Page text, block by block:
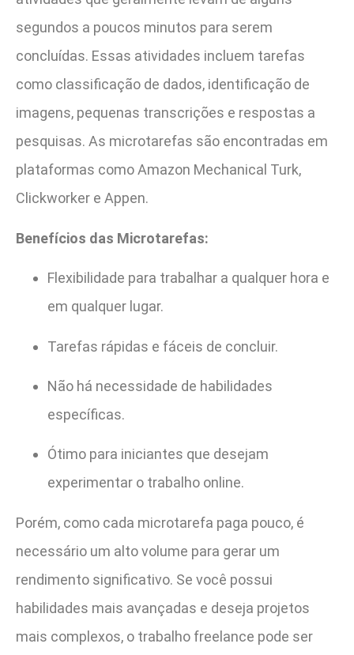
segundos a poucos minutos para serem
concluídas. Essas atividades incluem tarefas
como classificação de dados, identificação de
imagens, pequenas transcrições e respostas a
pesquisas. As microtarefas são encontradas em
plataformas como Amazon Mechanical Turk,
Clickworker e Appen.
Benefícios das Microtarefas:
Flexibilidade para trabalhar a qualquer hora e
em qualquer lugar.
Tarefas rápidas e fáceis de concluir.
Não há necessidade de habilidades
específicas.
Ótimo para iniciantes que desejam
experimentar o trabalho online.
Porém, como cada microtarefa paga pouco, é
necessário um alto volume para gerar um
rendimento significativo. Se você possui
habilidades mais avançadas e deseja projetos
mais complexos, o trabalho freelance pode ser